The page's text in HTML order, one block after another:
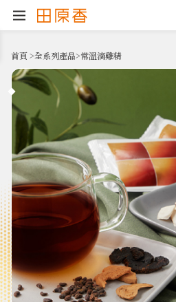
首頁>全系列產品>常溫滴雞精